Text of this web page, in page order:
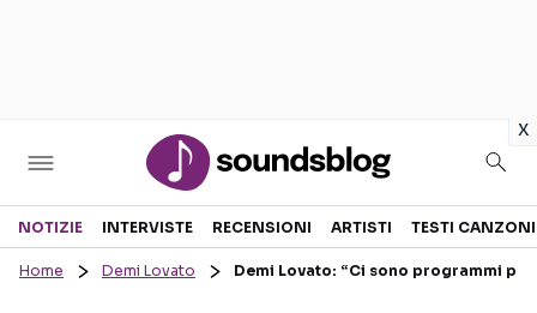
x
Sezioni
NOTIZIE INTERVISTE RECENSIONI ARTISTI TESTI CANZONI
Home Demi Lovato Demi Lovato: “Ci sono programmi